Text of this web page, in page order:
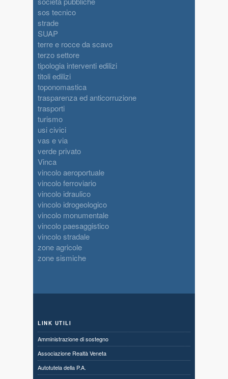
sos tecnico
strade
SUAP
terre e rocce da scavo
terzo settore
tipologia interventi edilizi
titoli edilizi
toponomastica
trasparenza ed anticorruzione
trasporti
turismo
usi civici
vas e via
verde privato
Vinca
vincolo aeroportuale
vincolo ferroviario
vincolo idraulico
vincolo idrogeologico
vincolo monumentale
vincolo paesaggistico
vincolo stradale
zone agricole
zone sismiche
LINK UTILI
Amministrazione di sostegno
Associazione Realtà Veneta
Autotutela della P.A.